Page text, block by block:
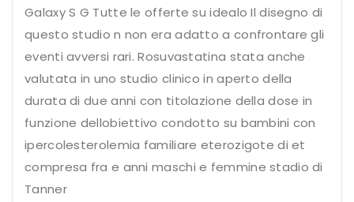
Galaxy S G Tutte le offerte su idealo Il disegno di
questo studio n non era adatto a confrontare gli
eventi avversi rari. Rosuvastatina stata anche
valutata in uno studio clinico in aperto della
durata di due anni con titolazione della dose in
funzione dellobiettivo condotto su bambini con
ipercolesterolemia familiare eterozigote di et
compresa fra e anni maschi e femmine stadio di
Tanner